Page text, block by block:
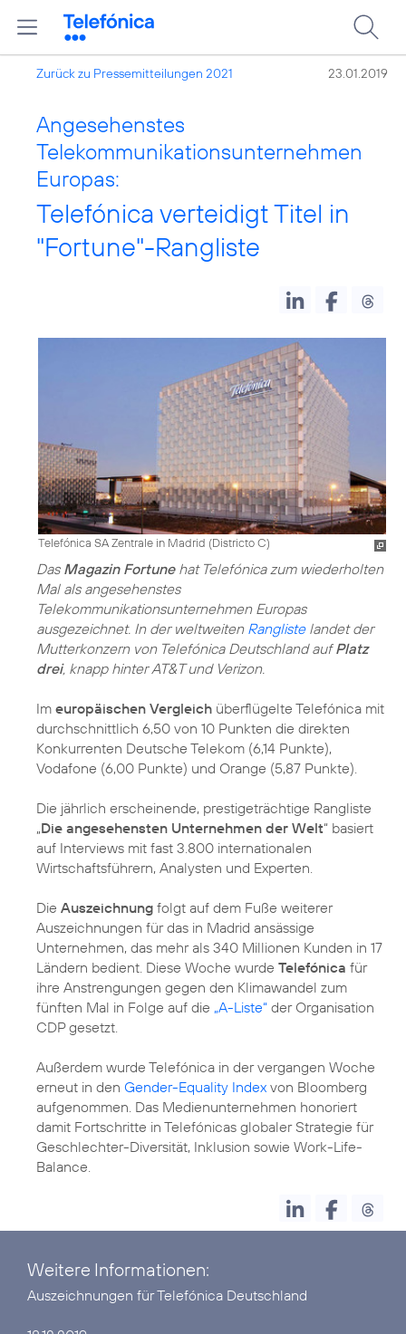
Zurück zu Pressemitteilungen 2021 23.01.2019
Angesehenstes
Telekommunikationsunternehmen
Europas:
Telefónica verteidigt Titel in
"Fortune"-Rangliste
Telefónica SA Zentrale in Madrid (Districto C)
Das Magazin Fortunehat Telefónica zum wiederholten
Mal als angesehenstes
Telekommunikationsunternehmen Europas
ausgezeichnet. In der weltweiten Ranglistelandet der
Mutterkonzern von Telefónica Deutschland aufPlatz
drei, knapp hinter AT&T und Verizon.
Im europäischen Vergleich überflügelte Telefónica mit
durchschnittlich 6,50 von 10 Punkten die direkten
Konkurrenten Deutsche Telekom (6,14 Punkte),
Vodafone (6,00 Punkte) und Orange (5,87 Punkte).
Die jährlich erscheinende, prestigeträchtige Rangliste
„Die angesehensten Unternehmen der Welt“ basiert
auf Interviews mit fast 3.800 internationalen
Wirtschaftsführern, Analysten und Experten.
Die Auszeichnung folgt auf dem Fuße weiterer
Auszeichnungen für das in Madrid ansässige
Unternehmen, das mehr als 340 Millionen Kunden in 17
Ländern bedient. Diese Woche wurde Telefónica für
ihre Anstrengungen gegen den Klimawandel zum
fünften Mal in Folge auf die „A-Liste“ der Organisation
CDP gesetzt.
Außerdem wurde Telefónica in der vergangen Woche
erneut in den Gender-Equality Index von Bloomberg
aufgenommen. Das Medienunternehmen honoriert
damit Fortschritte in Telefónicas globaler Strategie für
Geschlechter-Diversität, Inklusion sowie Work-Life-
Balance.
Weitere Informationen:
Auszeichnungen für Telefónica Deutschland